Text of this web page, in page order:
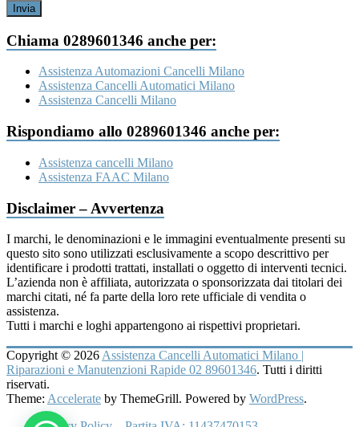
Invia
Chiama 0289601346 anche per:
Assistenza Automazioni Cancelli Milano
Assistenza Cancelli Automatici Milano
Assistenza Cancelli Milano
Rispondiamo allo 0289601346 anche per:
Assistenza cancelli Milano
Assistenza FAAC Milano
Disclaimer – Avvertenza
I marchi, le denominazioni e le immagini eventualmente presenti su
questo sito sono utilizzati esclusivamente a scopo descrittivo per
identificare i prodotti trattati, installati o oggetto di interventi tecnici.
L’azienda non è affiliata, autorizzata o sponsorizzata dai titolari dei
marchi citati, né fa parte della loro rete ufficiale di vendita o
assistenza.
Tutti i marchi e loghi appartengono ai rispettivi proprietari.
Copyright © 2026 Assistenza Cancelli Automatici Milano |
Riparazioni e Manutenzioni Rapide 02 89601346. Tutti i diritti
riservati.
Theme: Accelerate by ThemeGrill. Powered by WordPress.